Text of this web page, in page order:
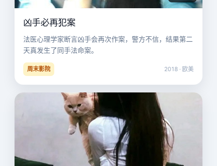
凶手必再犯案
法医心理学家断言凶手会再次作案，警方不信，结果第二
天真发生了同手法命案。
周末影院 2018 · 欧美